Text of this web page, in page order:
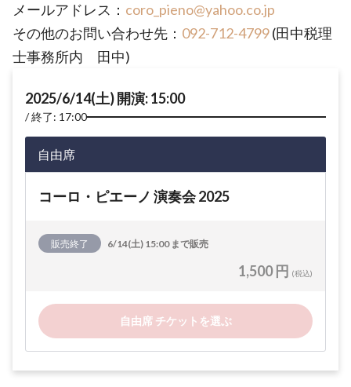
メールアドレス： coro_pieno@yahoo.co.jp
その他のお問い合わせ先： 092-712-4799(田中税理
士事務所内 田中)
2025/6/14(土) 開演: 15:00
終了: 17:00
自由席
コーロ・ピエーノ 演奏会 2025
販売終了 6/14(土) 15:00 まで販売
1,500 円 (税込)
自由席 チケットを選ぶ